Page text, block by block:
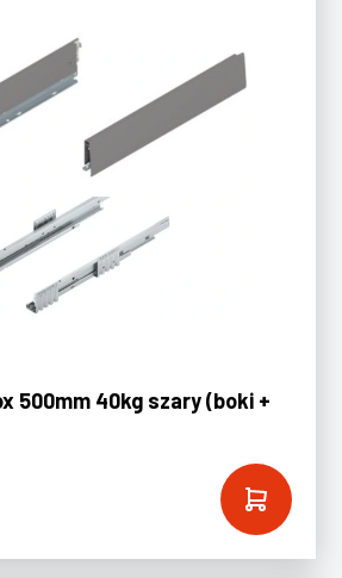
500mm 40kg szary (boki +